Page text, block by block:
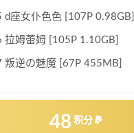
d座女仆色色 [107P 0.98GB]
拉姆蕾姆 [105P 1.10GB]
叛逆の魅魔 [67P 455MB]
48 积分